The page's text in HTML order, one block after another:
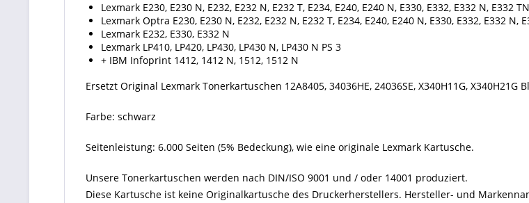
Lexmark E230, E230 N, E232, E232 N, E232 T, E234, E240, E240 N, E330, E332, E332 N, E332
Lexmark Optra E230, E230 N, E232, E232 N, E232 T, E234, E240, E240 N, E330, E332, E332 N,
Lexmark E232, E330, E332 N
Lexmark LP410, LP420, LP430, LP430 N, LP430 N PS 3
+ IBM Infoprint 1412, 1412 N, 1512, 1512 N
Ersetzt Original Lexmark Tonerkartuschen 12A8405, 34036HE, 24036SE, X340H11G, X340H21G
Farbe: schwarz
Seitenleistung: 6.000 Seiten (5% Bedeckung), wie eine originale Lexmark Kartusche.
Unsere Tonerkartuschen werden nach DIN/ISO 9001 und / oder 14001 produziert.
Diese Kartusche ist keine Originalkartusche des Druckerherstellers. Hersteller- und